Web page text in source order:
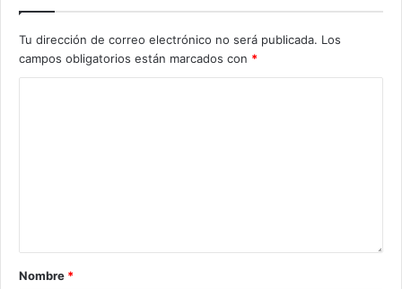
Tu dirección de correo electrónico no será publicada. Los
campos obligatorios están marcados con *
Nombre *